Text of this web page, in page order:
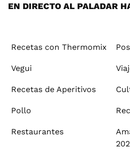
EN DIRECTO AL PALADAR
Recetas con Thermomix
Vegui
Recetas de Aperitivos
Pollo
Restaurantes